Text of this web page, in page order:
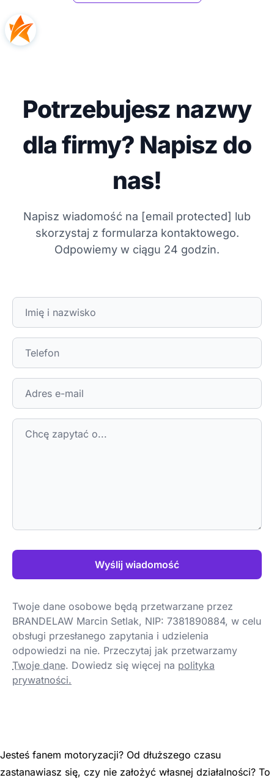
Potrzebujesz nazwy
dla firmy? Napisz do
nas!
Napisz wiadomość na [email protected] lub
skorzystaj z formularza kontaktowego.
Odpowiemy w ciągu 24 godzin.
Wyślij wiadomość
Twoje dane osobowe będą przetwarzane przez
BRANDELAW Marcin Setlak, NIP: 7381890884, w celu
obsługi przesłanego zapytania i udzielenia
odpowiedzi na nie. Przeczytaj jak przetwarzamy
Twoje dane. Dowiedz się więcej na polityka
prywatności.
Jesteś fanem motoryzacji? Od dłuższego czasu
zastanawiasz się, czy nie założyć własnej działalności? To